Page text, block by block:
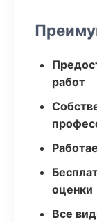
работ
оценки
Все